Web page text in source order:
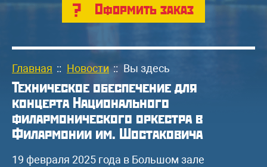
Оформить заказ
Главная :: Новости :: Вы здесь
Техническое обеспечение для
концерта Национального
филармонического оркестра в
Филармонии им. Шостаковича
19 февраля 2025 года в Большом зале